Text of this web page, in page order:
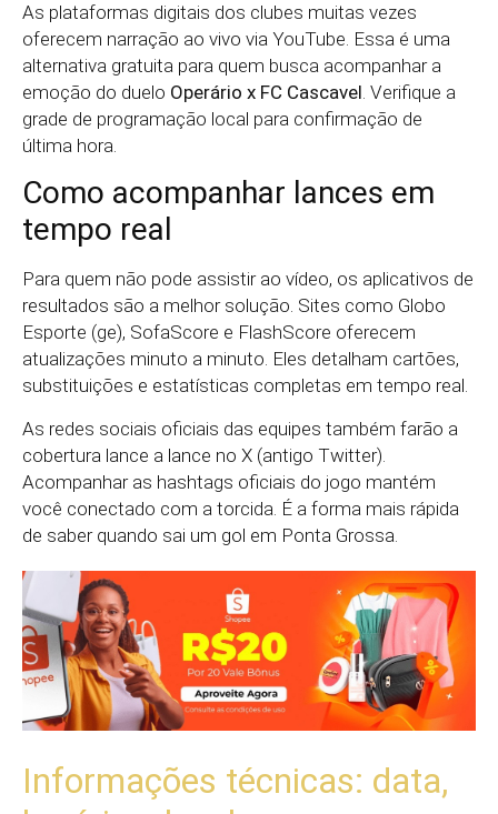
As plataformas digitais dos clubes muitas vezes
oferecem narração ao vivo via YouTube. Essa é uma
alternativa gratuita para quem busca acompanhar a
emoção do duelo Operário x FC Cascavel. Verifique a
grade de programação local para confirmação de
última hora.
Como acompanhar lances em
tempo real
Para quem não pode assistir ao vídeo, os aplicativos de
resultados são a melhor solução. Sites como Globo
Esporte (ge), SofaScore e FlashScore oferecem
atualizações minuto a minuto. Eles detalham cartões,
substituições e estatísticas completas em tempo real.
As redes sociais oficiais das equipes também farão a
cobertura lance a lance no X (antigo Twitter).
Acompanhar as hashtags oficiais do jogo mantém
você conectado com a torcida. É a forma mais rápida
de saber quando sai um gol em Ponta Grossa.
Informações técnicas: data,